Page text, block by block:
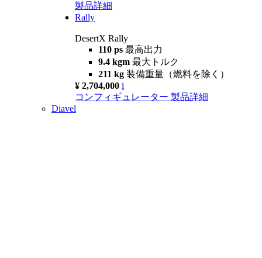
製品詳細
Rally
DesertX Rally
110 ps 最高出力
9.4 kgm 最大トルク
211 kg 装備重量（燃料を除く）
¥ 2,704,000 i
コンフィギュレーター 製品詳細
Diavel